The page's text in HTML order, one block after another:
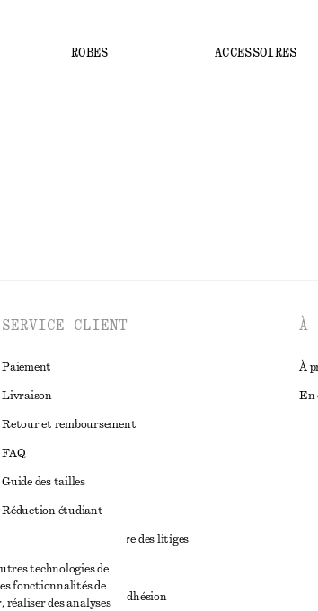
ROBES ACCESSOIRES
SERVICE CLIENT
Paiement
Livraison
Retour et remboursement
FAQ
Guide des tailles
Réduction étudiant
Règlement extrajudiciaire des litiges
Conditions générales
Conditions générales d’adhésion
À
À
En
technologies de
fonctionnalités de
des analyses